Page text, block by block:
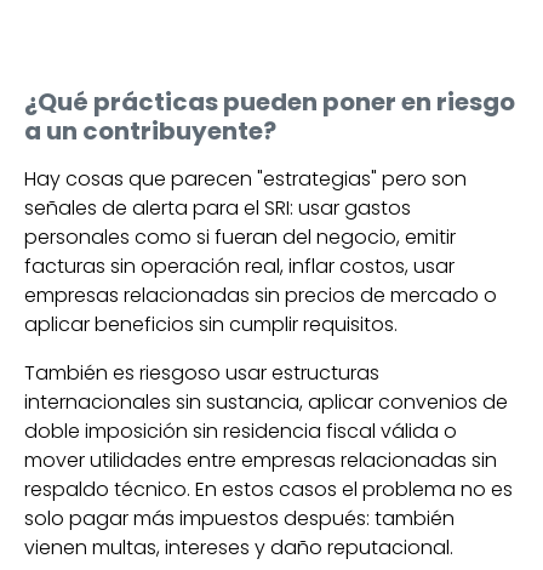
¿Qué prácticas pueden poner en riesgo
a un contribuyente?
Hay cosas que parecen "estrategias" pero son
señales de alerta para el SRI: usar gastos
personales como si fueran del negocio, emitir
facturas sin operación real, inflar costos, usar
empresas relacionadas sin precios de mercado o
aplicar beneficios sin cumplir requisitos.
También es riesgoso usar estructuras
internacionales sin sustancia, aplicar convenios de
doble imposición sin residencia fiscal válida o
mover utilidades entre empresas relacionadas sin
respaldo técnico. En estos casos el problema no es
solo pagar más impuestos después: también
vienen multas, intereses y daño reputacional.